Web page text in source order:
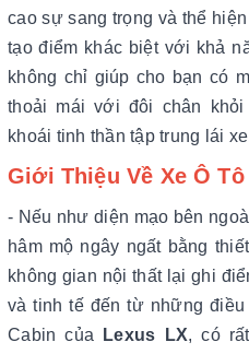
cao sự sang trọng và thể
tạo điểm khác biệt với khả
không chỉ giúp cho bạn có
thoải mái với đôi chân
khoái tinh thần tập trung lái
Giới Thiệu Về Xe Ô
- Nếu như diện mạo bên
hâm mộ ngây ngất bằng
không gian nội thất lại ghi
và tinh tế đến từ những
Cabin của
Lexus LX, có